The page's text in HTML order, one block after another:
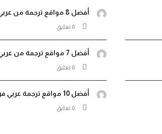
أفضل 8 مواقع ترجمة من عربي لأثيوبي صوت ونصوص مجانية
‫0 تعليق
أفضل 7 مواقع ترجمة من عربي إلى اندونيسيا فورية مجانية
‫0 تعليق
أفضل 10 مواقع ترجمة عربي فرنسي لترجمة مجانية احترافية
‫0 تعليق